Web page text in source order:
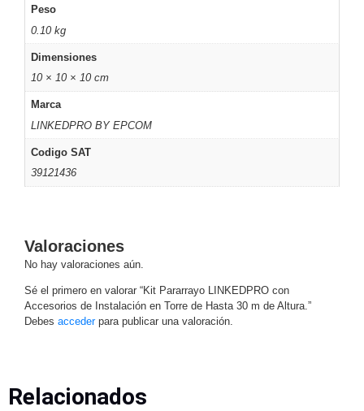
Videoporteros
e
Interfonos
AccesoriosIntercomunicadoresVideoporteros
Analógicos
IP
Peso
0.10 kg
Dimensiones
10 × 10 × 10 cm
Marca
LINKEDPRO BY EPCOM
Codigo SAT
39121436
Valoraciones
No hay valoraciones aún.
Sé el primero en valorar “Kit Pararrayo LINKEDPRO con
Accesorios de Instalación en Torre de Hasta 30 m de Altura.”
Debes accederpara publicar una valoración.
Relacionados